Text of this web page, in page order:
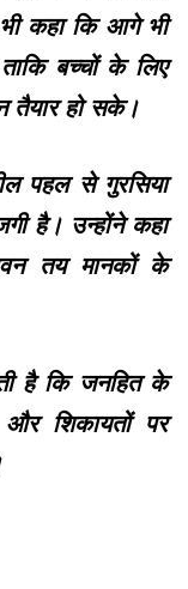
भी कहा कि आगे भी
ताकि बच्चों के लिए
तैयार हो सके।
पहल से गुरसिया
है। उन्होंने कहा
तय मानकों के
है कि जनहित के
शिकायतों पर